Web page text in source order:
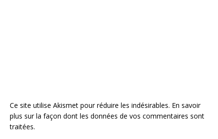
Ce site utilise Akismet pour réduire les indésirables. En savoir
plus sur la façon dont les données de vos commentaires sont
traitées.